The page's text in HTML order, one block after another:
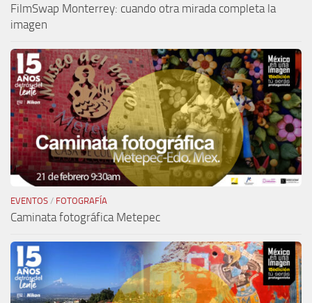
FilmSwap Monterrey: cuando otra mirada completa la
imagen
EVENTOS / FOTOGRAFÍA
Caminata fotográfica Metepec